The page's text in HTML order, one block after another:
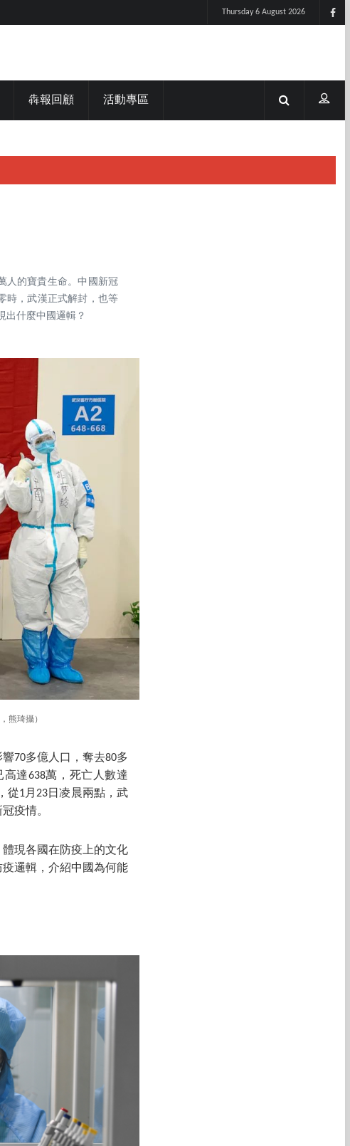
Thursday 6 August 2026
犇報回顧 活動專區
人的寶貴生命。中國新冠
時，武漢正式解封，也等
出什麼中國邏輯？
熊琦攝）
70多億人口，奪去80多
達638萬，死亡人數達
從1月23日凌晨兩點，武
疫情。
現各國在防疫上的文化
邏輯，介紹中國為何能